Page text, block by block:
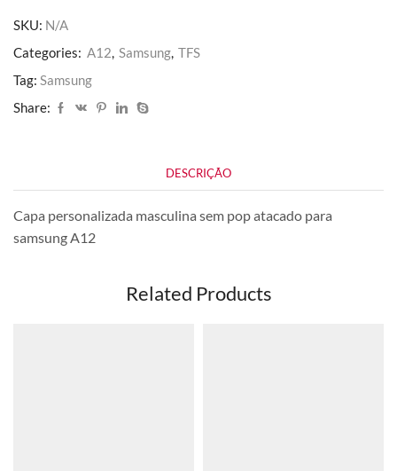
SKU: N/A
Categories: A12, Samsung, TFS
Tag: Samsung
Share:
DESCRIÇÃO
Capa personalizada masculina sem pop atacado para
samsung A12
Related Products